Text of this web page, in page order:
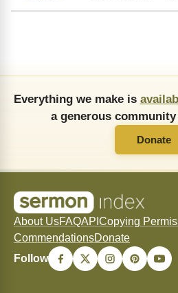
Everything we make is
a generous
Donate
About UsFAQAPI Copying
CommendationsDonate
Follow